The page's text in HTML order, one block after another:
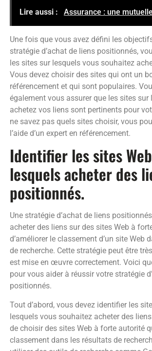
Lire aussi : Assurance : une
Une fois que vous avez défini les
stratégie d’achat de liens positionnés,
les sites sur lesquels vous souhaitez
Vous devez choisir des sites qui ont un
référencement et qui sont populaires.
également vous assurer que les sites sur
achetez vos liens sont pertinents pour
ne savez pas quels sites choisir, vous
l’aide d’un expert en référencement.
Identifier les sites
lesquels acheter des
positionnés.
Une stratégie d’achat de liens
acheter des liens sur des sites Web à
d’améliorer le classement d’un site Web
de recherche. Cette stratégie peut être
est mise en œuvre correctement. Voici
pour vous aider à réussir votre stratégie
positionnés.
Tout d’abord, vous devez identifier les
lesquels vous souhaitez acheter des
de choisir des sites Web à forte autorité
classement dans les résultats de